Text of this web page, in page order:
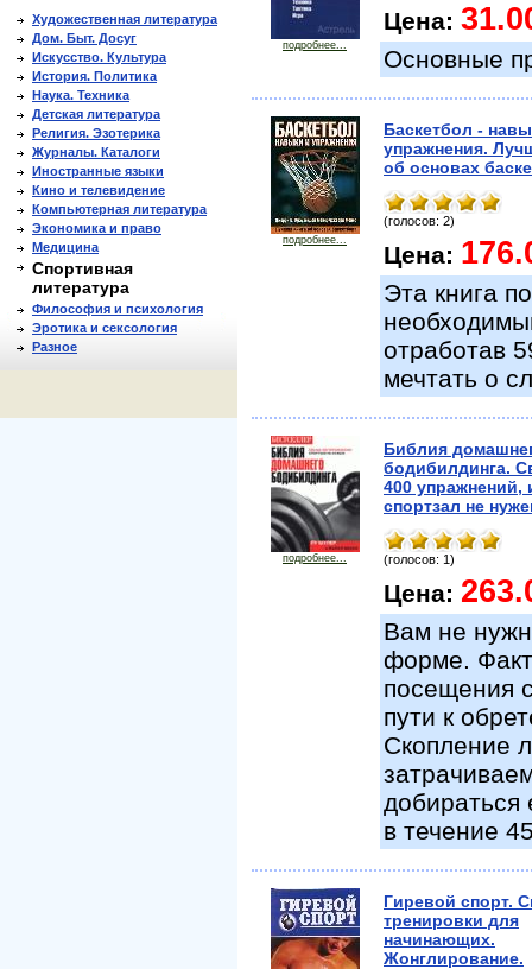
Художественная литература
Дом. Быт. Досуг
Искусство. Культура
История. Политика
Наука. Техника
Детская литература
Религия. Эзотерика
Журналы. Каталоги
Иностранные языки
Кино и телевидение
Компьютерная литература
Экономика и право
Медицина
Спортивная
литература
Философия и психология
Эротика и сексология
Разное
подробнее...
Цена:
Основные
подробнее...
Баскетбол -
упражнения.
об основах
(голосов: 2)
Цена:
Эта книга
отработав
мечтать о
подробнее...
Библия
бодибилдинга.
400 упражнений,
спортзал не
(голосов: 1)
Цена:
Вам не
форме.
посещения
пути к
Скопление
добираться
в течение
Гиревой спорт.
тренировки для
начинающих.
Жонглирование.